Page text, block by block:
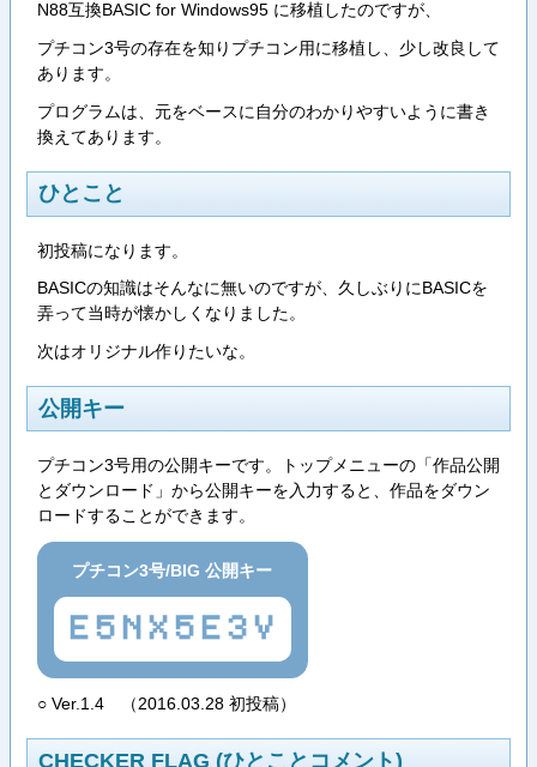
N88互換BASIC for Windows95 に移植したのですが、
プチコン3号の存在を知りプチコン用に移植し、少し改良して
あります。
プログラムは、元をベースに自分のわかりやすいように書き
換えてあります。
ひとこと
初投稿になります。
BASICの知識はそんなに無いのですが、久しぶりにBASICを
弄って当時が懐かしくなりました。
次はオリジナル作りたいな。
公開キー
プチコン3号用の公開キーです。トップメニューの「作品公開
とダウンロード」から公開キーを入力すると、作品をダウン
ロードすることができます。
プチコン3号/BIG 公開キー
E5NX5E3V
○ Ver.1.4 （2016.03.28 初投稿）
CHECKER FLAG (ひとことコメント)